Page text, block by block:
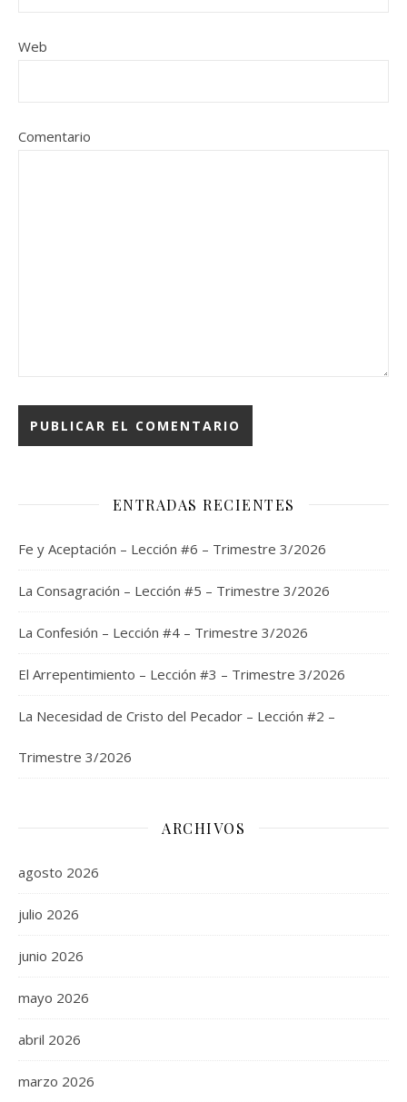
Web
Comentario
ENTRADAS RECIENTES
Fe y Aceptación – Lección #6 – Trimestre 3/2026
La Consagración – Lección #5 – Trimestre 3/2026
La Confesión – Lección #4 – Trimestre 3/2026
El Arrepentimiento – Lección #3 – Trimestre 3/2026
La Necesidad de Cristo del Pecador – Lección #2 –
Trimestre 3/2026
ARCHIVOS
agosto 2026
julio 2026
junio 2026
mayo 2026
abril 2026
marzo 2026